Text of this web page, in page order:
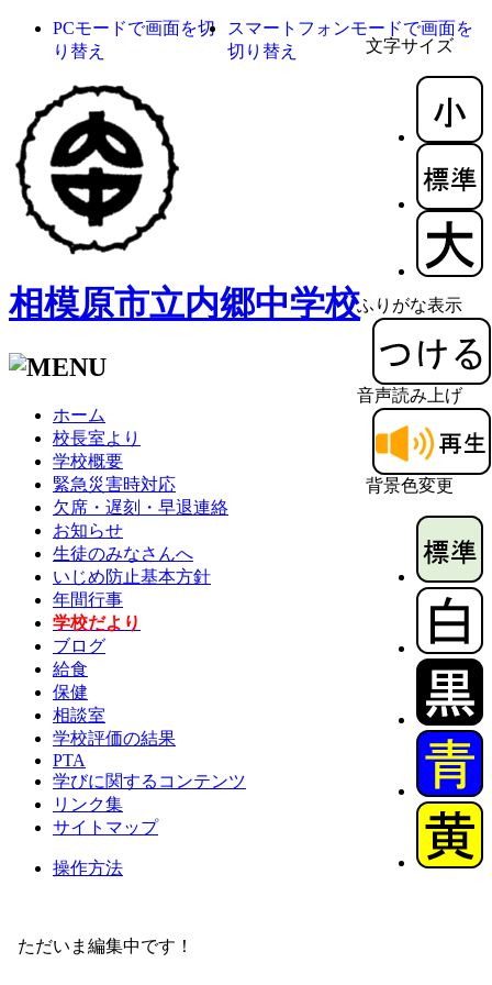
文字サイズ
ふりがな表示
音声読み上げ
背景色変更
PCモードで画面を切
り替え
スマートフォンモードで画面を
切り替え
相模原市立内郷中学校
ホーム
校長室より
学校概要
緊急災害時対応
欠席・遅刻・早退連絡
お知らせ
生徒のみなさんへ
いじめ防止基本方針
年間行事
学校だより
ブログ
給食
保健
相談室
学校評価の結果
PTA
学びに関するコンテンツ
リンク集
サイトマップ
操作方法
ただいま編集中です！